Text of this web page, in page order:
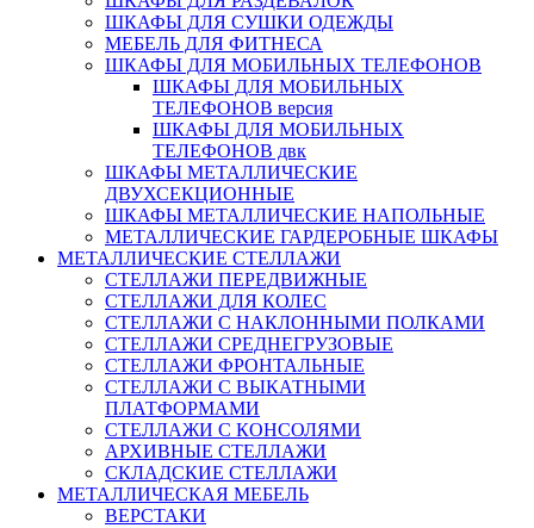
ШКАФЫ ДЛЯ СУШКИ ОДЕЖДЫ
МЕБЕЛЬ ДЛЯ ФИТНЕСА
ШКАФЫ ДЛЯ МОБИЛЬНЫХ ТЕЛЕФОНОВ
ШКАФЫ ДЛЯ МОБИЛЬНЫХ
ТЕЛЕФОНОВ версия
ШКАФЫ ДЛЯ МОБИЛЬНЫХ
ТЕЛЕФОНОВ двк
ШКАФЫ МЕТАЛЛИЧЕСКИЕ
ДВУХСЕКЦИОННЫЕ
ШКАФЫ МЕТАЛЛИЧЕСКИЕ НАПОЛЬНЫЕ
МЕТАЛЛИЧЕСКИЕ ГАРДЕРОБНЫЕ ШКАФЫ
МЕТАЛЛИЧЕСКИЕ СТЕЛЛАЖИ
СТЕЛЛАЖИ ПЕРЕДВИЖНЫЕ
СТЕЛЛАЖИ ДЛЯ КОЛЕС
СТЕЛЛАЖИ С НАКЛОННЫМИ ПОЛКАМИ
СТЕЛЛАЖИ СРЕДНЕГРУЗОВЫЕ
СТЕЛЛАЖИ ФРОНТАЛЬНЫЕ
СТЕЛЛАЖИ С ВЫКАТНЫМИ
ПЛАТФОРМАМИ
СТЕЛЛАЖИ С КОНСОЛЯМИ
АРХИВНЫЕ СТЕЛЛАЖИ
СКЛАДСКИЕ СТЕЛЛАЖИ
МЕТАЛЛИЧЕСКАЯ МЕБЕЛЬ
ВЕРСТАКИ